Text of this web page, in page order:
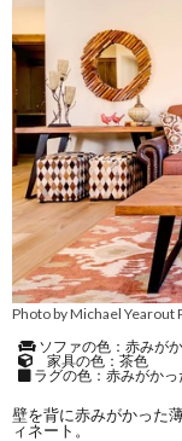
Photo by Michael Yearout
ソファの色：赤みが
家具の色：茶色
ラグの色：赤みがか
壁を背に赤みがかった
ィネート。